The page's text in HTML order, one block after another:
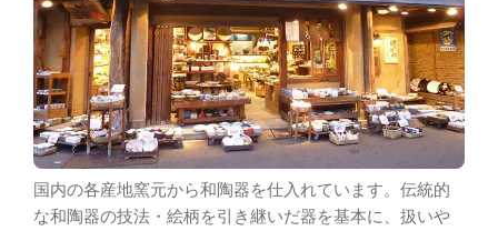
国内の各産地窯元から和陶器を仕入れています。伝統的
な和陶器の技法・絵柄を引き継いだ器を基本に、扱いや